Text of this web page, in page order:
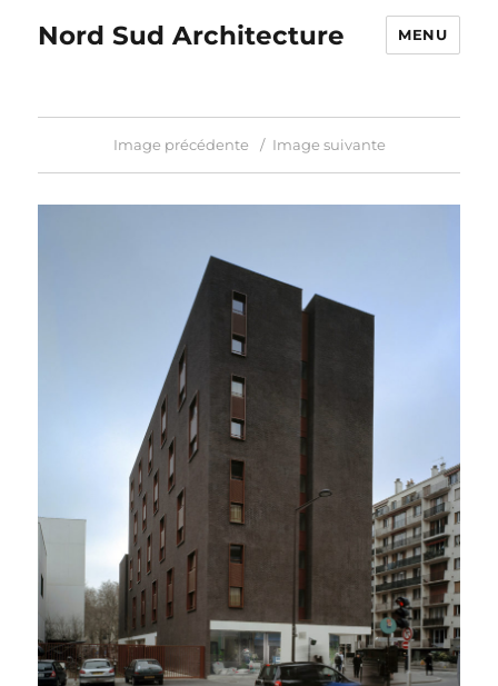
Nord Sud Architecture MENU
Image précédente Image suivante